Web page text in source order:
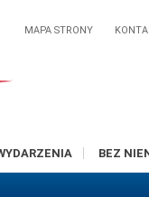
MAPA STRONY
BEZ